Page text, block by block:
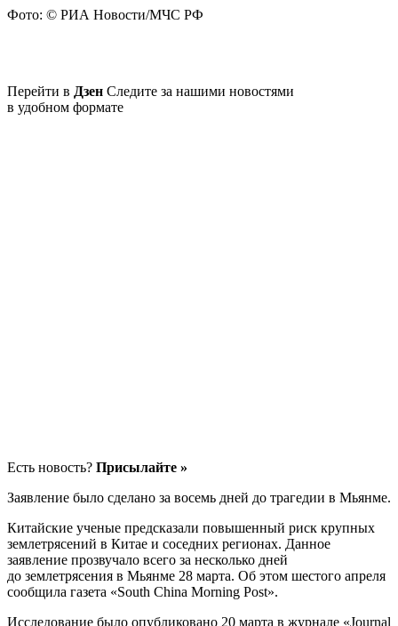
Фото: © РИА Новости/МЧС РФ
Перейти в Дзен Следите за нашими новостями
в удобном формате
Есть новость? Присылайте »
Заявление было сделано за восемь дней до трагедии в Мьянме.
Китайские ученые предсказали повышенный риск крупных
землетрясений в Китае и соседних регионах. Данное
заявление прозвучало всего за несколько дней
до землетрясения в Мьянме 28 марта. Об этом шестого апреля
сообщила газета «South China Morning Post».
Исследование было опубликовано 20 марта в журнале «Journal